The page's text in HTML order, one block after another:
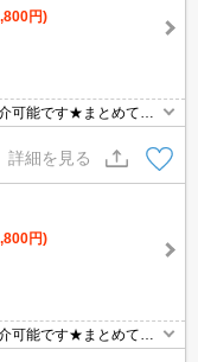
円)
可能です★まとめてご
の★タウンハウジング
詳細を見る
円)
可能です★まとめてご
の★タウンハウジング